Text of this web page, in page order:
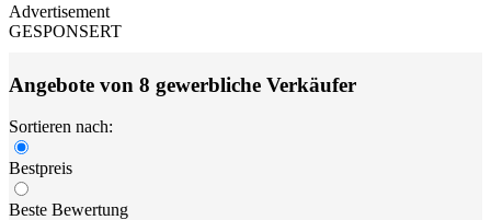
Advertisement
GESPONSERT
Angebote von 8 gewerbliche Verkäufer
Sortieren nach:
Bestpreis
Beste Bewertung